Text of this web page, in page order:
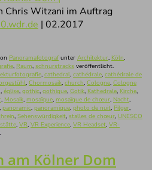
Chris Witzani im Auftrag
| 02.2017
Panoramafotografunter Architektur, Köln,
, Raum, schnurstracks veröffentlicht.
, cathedral, cathédrale, cathédrale de
, Chormosaik, church, Cologne, Cologne
, église, gothic, gothique, Gotik, Kathedrale, Kirche,
, Mosaik, mosaïque, mosaïque de chœur, Nacht,
, panoramic, panoramique, photo de nuit, Pilger,
, Sehenswürdigkeit, stalles de chœur, UNESCO
, VR, VR Experience, VR Headset, VR-
.
am Kölner Dom